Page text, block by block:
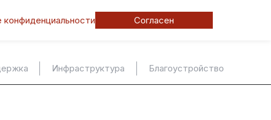
конфиденциальности Согласен
Инфраструктура Благоустройство